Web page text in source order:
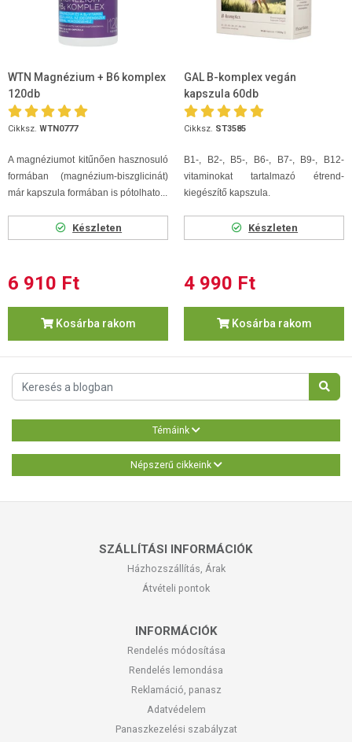
WTN Magnézium + B6 komplex
120db
Cikksz. WTN0777
A magnéziumot kitűnően hasznosuló
formában (magnézium-biszglicinát)
már kapszula formában is pótolhato...
Készleten
6 910 Ft
Kosárba rakom
GAL B-komplex vegán
kapszula 60db
Cikksz. ST3585
B1-, B2-, B5-, B6-, B7-, B9-, B12-
vitaminokat tartalmazó étrend-
kiegészítő kapszula.
Készleten
4 990 Ft
Kosárba rakom
Témáink
Népszerű cikkeink
SZÁLLÍTÁSI INFORMÁCIÓK
Házhozszállítás, Árak
Átvételi pontok
INFORMÁCIÓK
Rendelés módosítása
Rendelés lemondása
Reklamáció, panasz
Adatvédelem
Panaszkezelési szabályzat